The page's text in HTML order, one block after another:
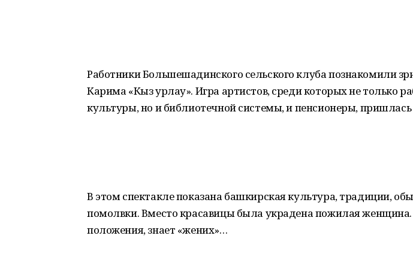
Работники Большешадинского сельского клуба познакомили
Карима «Кыз урлау». Игра артистов, среди которых не только
культуры, но и библиотечной системы, и пенсионеры,
В этом спектакле показана башкирская культура, традиции,
помолвки. Вместо красавицы была украдена пожилая
положения, знает «жених»…